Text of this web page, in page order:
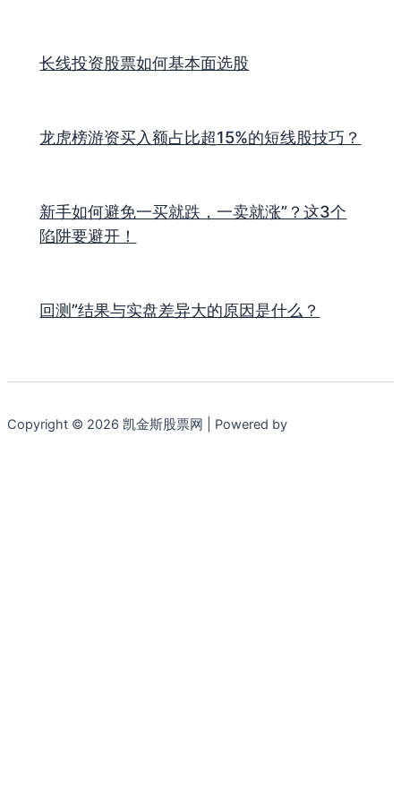
长线投资股票如何基本面选股
龙虎榜游资买入额占比超15%的短线股技巧？
新手如何避免一买就跌，一卖就涨”？这3个
陷阱要避开！
回测”结果与实盘差异大的原因是什么？
Copyright © 2026 凯金斯股票网 | Powered by